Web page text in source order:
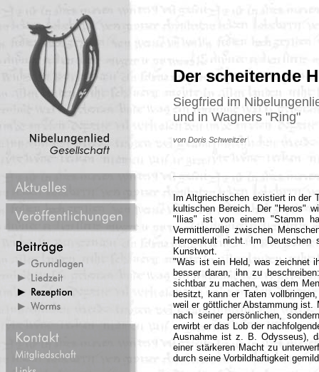
Der scheiternde
Siegfried im
und in Wagners "Ring"
von Doris Schweitzer
Im Altgriechischen existiert in der
kultischen Bereich. Der "Heros"
"Ilias" ist von einem "Stamm
Vermittlerrolle zwischen
Heroenkult nicht. Im Deutschen
Kunstwort.
"Was ist ein Held, was zeichnet
besser daran, ihn zu
sichtbar zu machen, was dem
besitzt, kann er Taten
weil er göttlicher Abstammung ist.
nach seiner persönlichen,
erwirbt er das Lob der
Ausnahme ist z. B. Odysseus),
einer stärkeren Macht zu
durch seine Vorbildhaftigkeit